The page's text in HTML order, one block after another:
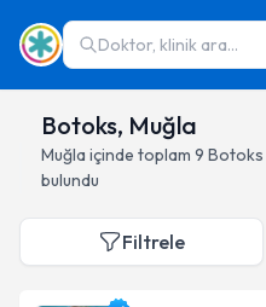
Doktor, klinik ara...
Botoks, Muğla
Muğla içinde toplam 9 Botoks
bulundu
Filtrele